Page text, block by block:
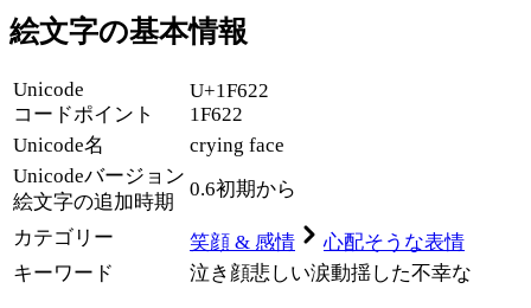
絵文字の基本情報
Unicode
コードポイント
U+1F622
1F622
Unicode名
crying face
Unicodeバージョン
絵文字の追加時期
0.6初期から
カテゴリー 笑顔 & 感情
心配そうな表情
キーワード
泣き顔悲しい涙動揺した不幸な